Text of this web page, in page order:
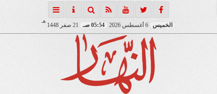
الخميس 05:54 صـ 21 صفر 1448
هـ